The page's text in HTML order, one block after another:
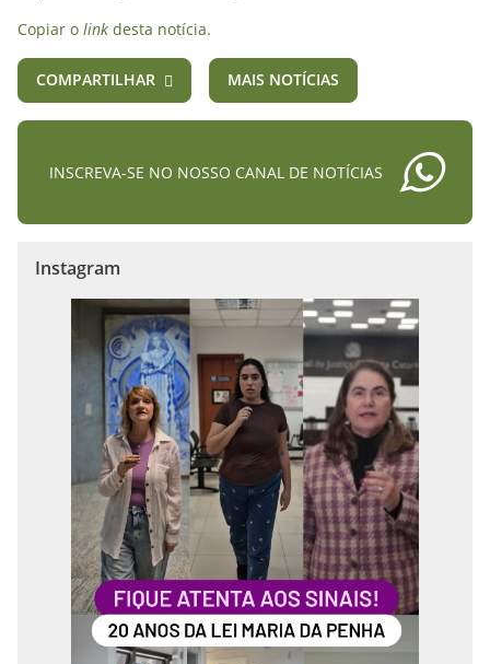
Copiar o link desta notícia.
COMPARTILHAR MAIS NOTÍCIAS
INSCREVA-SE NO NOSSO CANAL DE NOTÍCIAS
Instagram